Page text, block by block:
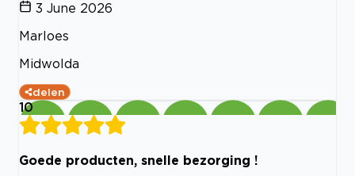
3 June 2026
Marloes
Midwolda
delen
10
Goede producten, snelle bezorging !